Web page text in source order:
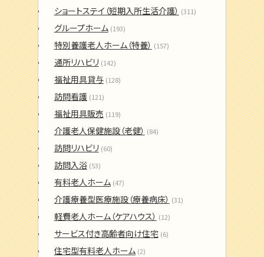
ショートステイ（短期入所生活介護） (311)
グループホーム (193)
特別養護老人ホーム（特養） (157)
通所リハビリ (142)
福祉用具貸与 (128)
訪問看護 (121)
福祉用具販売 (119)
介護老人保健施設（老健） (84)
訪問リハビリ (60)
訪問入浴 (53)
有料老人ホーム (47)
介護療養型医療施設（療養病床） (31)
軽費老人ホーム（ケアハウス） (12)
サービス付き高齢者向け住宅 (6)
住宅型有料老人ホーム (2)